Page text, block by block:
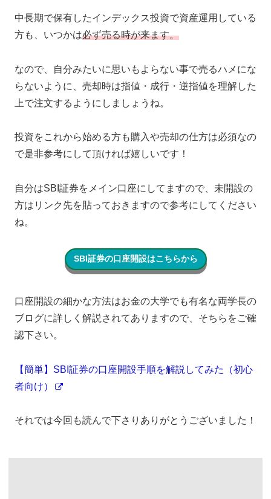
中長期で保有したインデックス投資で資産運用している
方も、いつかは必ず売る時が来ます。
なので、自分みたいに思いもよらない事で売るハメにな
らないように、売却時は指値・成行・逆指値を理解した
上で注文するようにしましょうね。
投資をこれから始める方も購入や売却の仕方は必須なの
で是非参考にして頂ければ嬉しいです！
自分はSBI証券をメイン口座にしてますので、未開設の
方はリンク先を貼っておきますので参考にしてください
ね。
SBI証券の口座開設はこちらから
口座開設の細かな方法はお金の大学でも有名な両学長の
ブログに詳しく解説されてありますので、そちらをご確
認下さい。
【簡単】SBI証券の口座開設手順を解説してみた（初心
者向け）
それでは今回も読んで下さりありがとうございました！